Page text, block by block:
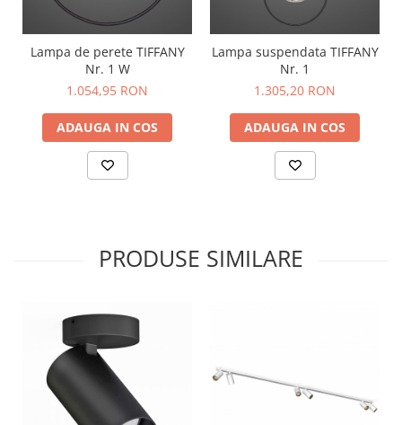
Lampa de perete TIFFANY
Nr. 1 W
1.054,95 RON
ADAUGA IN COS
Lampa suspendata TIFFANY
Nr. 1
1.305,20 RON
ADAUGA IN COS
PRODUSE SIMILARE